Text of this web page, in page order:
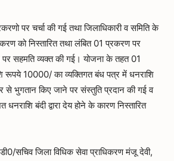
पर चर्चा की गई तथा जिलाधिकारी व समिति के
को निस्तारित तथा लंबित 01 प्रकरण पर
पर सहमति व्यक्त की गई। योजना के तहत 01
रूपये 10000/ का व्यक्तिगत बंध पत्र में धनराशि
से भुगतान किए जाने पर संस्तुति प्रदान की गई व
बंदी द्वारा देय होने के कारण निस्तारित
सचिव जिला विधिक सेवा प्राधिकरण मंजू देवी,